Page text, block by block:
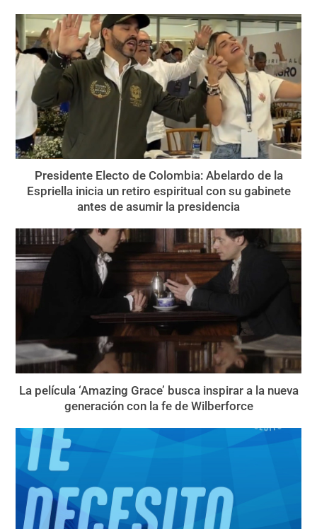
Presidente Electo de Colombia: Abelardo de la
Espriella inicia un retiro espiritual con su gabinete
antes de asumir la presidencia
La película ‘Amazing Grace’ busca inspirar a la nueva
generación con la fe de Wilberforce